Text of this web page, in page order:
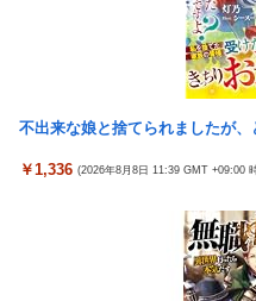
手からキンキンに冷えたビー
江戸時代に飛ばされるボタン
『ゼノブレイド ディフィニテ
Switch 2 Edition』3,713 本
？？？「ゲーム実況なんて誰
不出来な娘と捨てられましたが
￥1,336 (2026年8月8日 11:39 GMT +09:00